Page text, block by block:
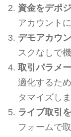
資金をデポ
アカウント
デモアカウ
スクなしで
取引パラメ
適化するた
タマイズしま
ライブ取引
フォームで